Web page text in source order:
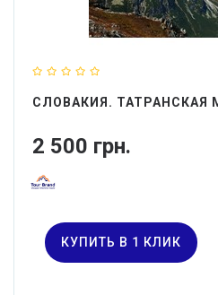
СЛОВАКИЯ. ТАТРАНСКАЯ
2 500 грн.
КУПИТЬ В 1 КЛИК